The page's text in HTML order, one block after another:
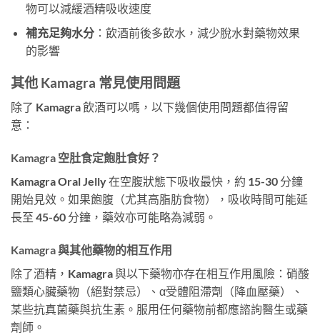
物可以減緩酒精吸收速度
補充足夠水分：飲酒前後多飲水，減少脫水對藥物效果
的影響
其他 Kamagra 常見使用問題
除了 Kamagra 飲酒可以嗎，以下幾個使用問題都值得留
意：
Kamagra 空肚食定飽肚食好？
Kamagra Oral Jelly 在空腹狀態下吸收最快，約 15-30 分鐘
開始見效。如果飽腹（尤其高脂肪食物），吸收時間可能延
長至 45-60 分鐘，藥效亦可能略為減弱。
Kamagra 與其他藥物的相互作用
除了酒精，Kamagra 與以下藥物亦存在相互作用風險：硝酸
鹽類心臟藥物（絕對禁忌）、α受體阻滯劑（降血壓藥）、
某些抗真菌藥與抗生素。服用任何藥物前都應諮詢醫生或藥
劑師。